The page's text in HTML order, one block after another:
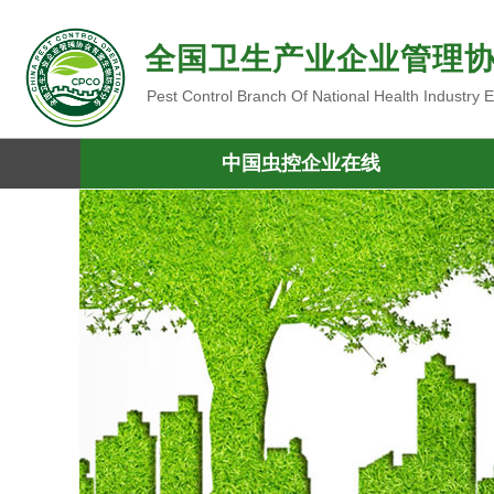
全国卫生产业企业管理
Pest Control Branch Of National Health Industry
中国虫控企业在线